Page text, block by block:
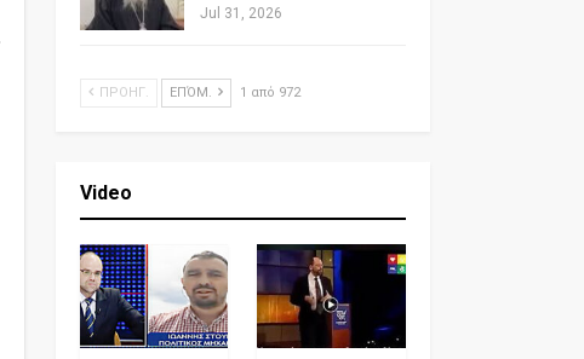
Jul 31, 2026
ΠΡΟΗΓ. ΕΠΌΜ. 1 από 972
Video